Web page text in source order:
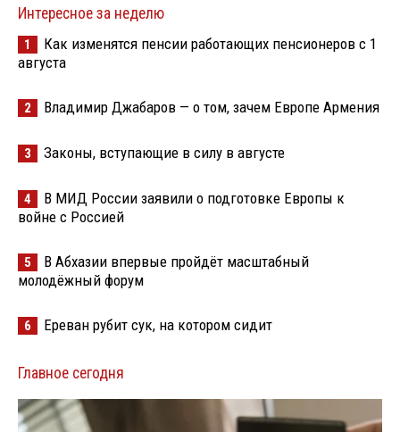
Интересное за неделю
1
Как изменятся пенсии работающих пенсионеров с 1
августа
2 Владимир Джабаров — о том, зачем Европе Армения
3 Законы, вступающие в силу в августе
4
В МИД России заявили о подготовке Европы к
войне с Россией
5
В Абхазии впервые пройдёт масштабный
молодёжный форум
6 Ереван рубит сук, на котором сидит
Главное сегодня